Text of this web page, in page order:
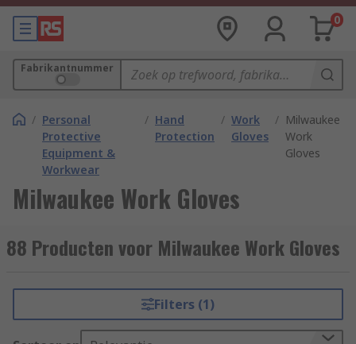
0
Fabrikantnummer
/ Personal
Protective
Equipment &
Workwear
/ Hand
Protection
/ Work
Gloves
/ Milwaukee
Work
Gloves
Milwaukee Work Gloves
88 Producten voor Milwaukee Work Gloves
Filters (1)